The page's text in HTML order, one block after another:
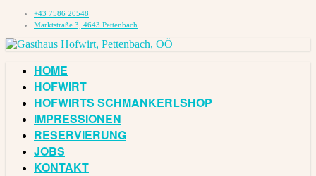
+43 7586 20548
Marktstraße 3, 4643 Pettenbach
HOME
HOFWIRT
HOFWIRTS SCHMANKERLSHOP
IMPRESSIONEN
RESERVIERUNG
JOBS
KONTAKT